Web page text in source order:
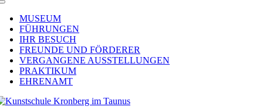
Toggle
NavigationMUSEUM
FÜHRUNGEN
IHR BESUCH
FREUNDE UND FÖRDERER
VERGANGENE AUSSTELLUNGEN
PRAKTIKUM
EHRENAMT